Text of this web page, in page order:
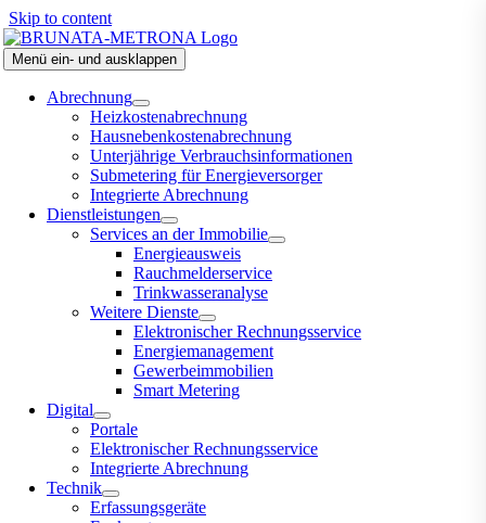
Skip to content
Menü ein- und ausklappen
Abrechnung
Heizkostenabrechnung
Hausnebenkostenabrechnung
Unterjährige Verbrauchsinformationen
Submetering für Energieversorger
Integrierte Abrechnung
Dienstleistungen
Services an der Immobilie
Energieausweis
Rauchmelderservice
Trinkwasseranalyse
Weitere Dienste
Elektronischer Rechnungsservice
Energiemanagement
Gewerbeimmobilien
Smart Metering
Digital
Portale
Elektronischer Rechnungsservice
Integrierte Abrechnung
Technik
Erfassungsgeräte